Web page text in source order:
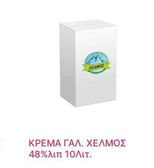
ΚΡΕΜΑ ΓΑΛ. ΧΕΛΜΟΣ
48%λιπ 10Λιτ.